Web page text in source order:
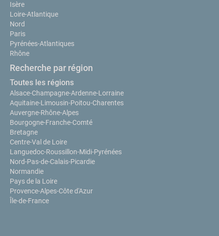
Isère
Loire-Atlantique
Nord
Paris
Pyrénées-Atlantiques
Rhône
Recherche par région
Toutes les régions
Alsace-Champagne-Ardenne-Lorraine
Aquitaine-Limousin-Poitou-Charentes
Auvergne-Rhône-Alpes
Bourgogne-Franche-Comté
Bretagne
Centre-Val de Loire
Languedoc-Roussillon-Midi-Pyrénées
Nord-Pas-de-Calais-Picardie
Normandie
Pays de la Loire
Provence-Alpes-Côte d'Azur
Île-de-France